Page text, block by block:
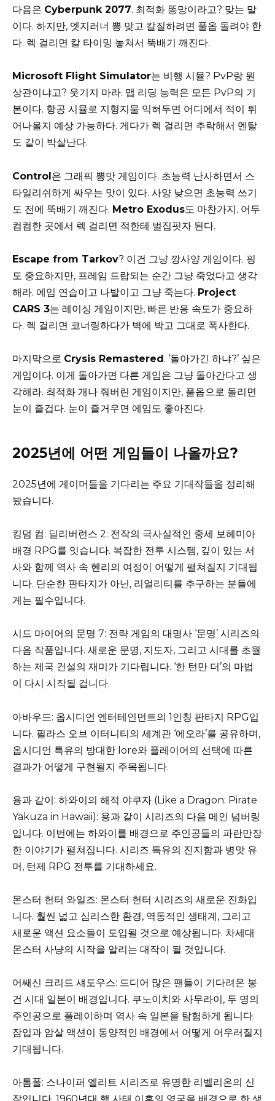
다음은 Cyberpunk 2077. 최적화 똥망이라고? 맞는 말
이다. 하지만, 엣지러너 뽕 맞고 칼질하려면 풀옵 돌려야 한
다. 렉 걸리면 칼 타이밍 놓쳐서 뚝배기 깨진다.
Microsoft Flight Simulator는 비행 시뮬? PvP랑 뭔
상관이냐고? 웃기지 마라. 맵 리딩 능력은 모든 PvP의 기
본이다. 항공 시뮬로 지형지물 익혀두면 어디에서 적이 튀
어나올지 예상 가능하다. 게다가 렉 걸리면 추락해서 멘탈
도 같이 박살난다.
Control은 그래픽 뽕맛 게임이다. 초능력 난사하면서 스
타일리쉬하게 싸우는 맛이 있다. 사양 낮으면 초능력 쓰기
도 전에 뚝배기 깨진다. Metro Exodus도 마찬가지. 어두
컴컴한 곳에서 렉 걸리면 적한테 벌집핏자 된다.
Escape from Tarkov? 이건 그냥 깡사양 게임이다. 핑
도 중요하지만, 프레임 드랍되는 순간 그냥 죽었다고 생각
해라. 에임 연습이고 나발이고 그냥 죽는다. Project
CARS 3는 레이싱 게임이지만, 빠른 반응 속도가 중요하
다. 렉 걸리면 코너링하다가 벽에 박고 그대로 폭사한다.
마지막으로 Crysis Remastered. ‘돌아가긴 하냐?’ 싶은
게임이다. 이게 돌아가면 다른 게임은 그냥 돌아간다고 생
각해라. 최적화 개나 줘버린 게임이지만, 풀옵으로 돌리면
눈이 즐겁다. 눈이 즐거우면 에임도 좋아진다.
2025년에 어떤 게임들이 나올까요?
2025년에 게이머들을 기다리는 주요 기대작들을 정리해
봤습니다.
킹덤 컴: 딜리버런스 2: 전작의 극사실적인 중세 보헤미아
배경 RPG를 잇습니다. 복잡한 전투 시스템, 깊이 있는 서
사와 함께 역사 속 헨리의 여정이 어떻게 펼쳐질지 기대됩
니다. 단순한 판타지가 아닌, 리얼리티를 추구하는 분들에
게는 필수입니다.
시드 마이어의 문명 7: 전략 게임의 대명사 ‘문명’ 시리즈의
다음 작품입니다. 새로운 문명, 지도자, 그리고 시대를 초월
하는 제국 건설의 재미가 기다립니다. ‘한 턴만 더’의 마법
이 다시 시작될 겁니다.
아바우드: 옵시디언 엔터테인먼트의 1인칭 판타지 RPG입
니다. 필라스 오브 이터니티의 세계관 ‘에오라’를 공유하며,
옵시디언 특유의 방대한 lore와 플레이어의 선택에 따른
결과가 어떻게 구현될지 주목됩니다.
용과 같이: 하와이의 해적 야쿠자 (Like a Dragon: Pirate
Yakuza in Hawaii): 용과 같이 시리즈의 다음 메인 넘버링
입니다. 이번에는 하와이를 배경으로 주인공들의 파란만장
한 이야기가 펼쳐집니다. 시리즈 특유의 진지함과 병맛 유
머, 턴제 RPG 전투를 기대하세요.
몬스터 헌터 와일즈: 몬스터 헌터 시리즈의 새로운 진화입
니다. 훨씬 넓고 심리스한 환경, 역동적인 생태계, 그리고
새로운 액션 요소들이 도입될 것으로 예상됩니다. 차세대
몬스터 사냥의 시작을 알리는 대작이 될 것입니다.
어쌔신 크리드 섀도우스: 드디어 많은 팬들이 기다려온 봉
건 시대 일본이 배경입니다. 쿠노이치와 사무라이, 두 명의
주인공으로 플레이하며 역사 속 일본을 탐험하게 됩니다.
잠입과 암살 액션이 동양적인 배경에서 어떻게 어우러질지
기대됩니다.
아톰폴: 스나이퍼 엘리트 시리즈로 유명한 리벨리온의 신